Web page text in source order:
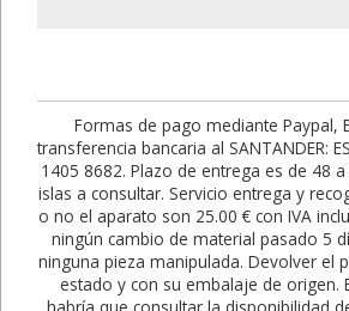
Formas de pago mediante Paypal,
transferencia bancaria al SANTANDER:
1405 8682. Plazo de entrega es de 48
islas a consultar. Servicio entrega y
o no el aparato son 25.00 € con IVA
ningún cambio de material pasado 5
ninguna pieza manipulada. Devolver el
estado y con su embalaje de origen.